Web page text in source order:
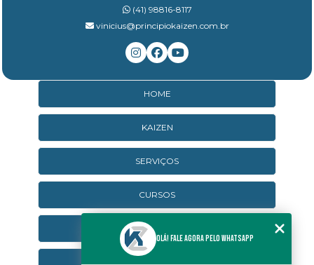
(41) 98816-8117
vinicius@principiokaizen.com.br
HOME
KAIZEN
SERVIÇOS
CURSOS
CURSOS ONLINE
AGENDA
Olá! Fale agora pelo WhatsApp